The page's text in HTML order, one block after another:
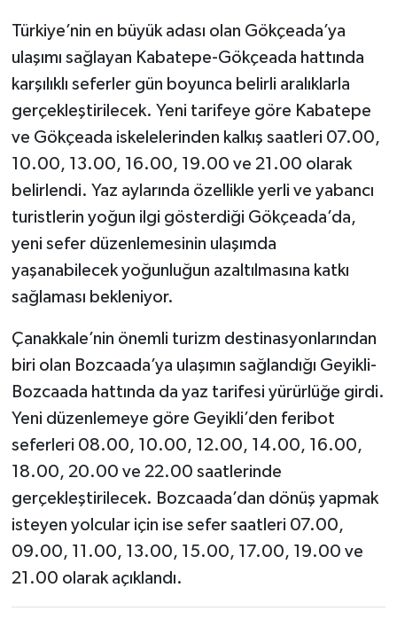
Türkiye’nin en büyük adası olan Gökçeada’ya
ulaşımı sağlayan Kabatepe-Gökçeada hattında
karşılıklı seferler gün boyunca belirli aralıklarla
gerçekleştirilecek. Yeni tarifeye göre Kabatepe
ve Gökçeada iskelelerinden kalkış saatleri 07.00,
10.00, 13.00, 16.00, 19.00 ve 21.00 olarak
belirlendi. Yaz aylarında özellikle yerli ve yabancı
turistlerin yoğun ilgi gösterdiği Gökçeada’da,
yeni sefer düzenlemesinin ulaşımda
yaşanabilecek yoğunluğun azaltılmasına katkı
sağlaması bekleniyor.
Çanakkale’nin önemli turizm destinasyonlarından
biri olan Bozcaada’ya ulaşımın sağlandığı Geyikli-
Bozcaada hattında da yaz tarifesi yürürlüğe girdi.
Yeni düzenlemeye göre Geyikli’den feribot
seferleri 08.00, 10.00, 12.00, 14.00, 16.00,
18.00, 20.00 ve 22.00 saatlerinde
gerçekleştirilecek. Bozcaada’dan dönüş yapmak
isteyen yolcular için ise sefer saatleri 07.00,
09.00, 11.00, 13.00, 15.00, 17.00, 19.00 ve
21.00 olarak açıklandı.